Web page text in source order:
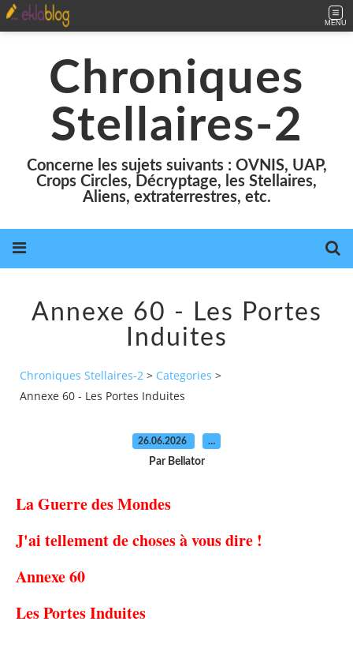
MENU
Chroniques
Stellaires-2
Concerne les sujets suivants : OVNIS, UAP,
Crops Circles, Décryptage, les Stellaires,
Aliens, extraterrestres, etc.
Annexe 60 - Les Portes
Induites
Chroniques Stellaires-2 > Categories >
Annexe 60 - Les Portes Induites
26.06.2026 …
Par Bellator
La Guerre des Mondes
J'ai tellement de choses à vous dire !
Annexe 60
Les Portes Induites